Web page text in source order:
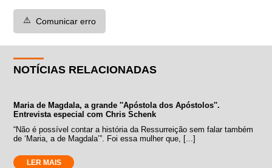
⚠️ Comunicar erro
NOTÍCIAS RELACIONADAS
Maria de Magdala, a grande ''Apóstola dos Apóstolos''.
Entrevista especial com Chris Schenk
“Não é possível contar a história da Ressurreição sem falar também
de ‘Maria, a de Magdala’”. Foi essa mulher que, [...]
LER MAIS